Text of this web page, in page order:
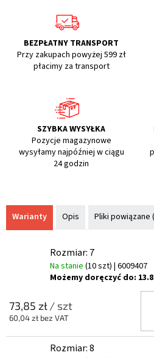
BEZPŁATNY TRANSPORT
Przy zakupach powyżej 599 zł
płacimy za transport
SZYBKA WYSYŁKA
Pozycje magazynowe
wysyłamy najpóźniej w ciągu
24 godzin
Warianty Opis Pliki powiązane
Rozmiar: 7
Na stanie (10 szt) | 6009407
Możemy doręczyć do:
73,85 zł/ szt
60,04 zł bez VAT
Rozmiar: 8